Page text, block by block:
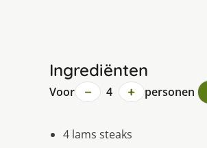
Ingrediënten
Voor − 4 + personen
4 lams steaks